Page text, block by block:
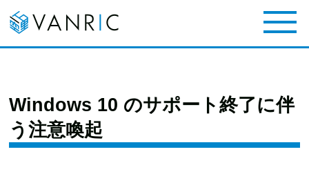
Windows 10 のサポート終了に伴
う注意喚起